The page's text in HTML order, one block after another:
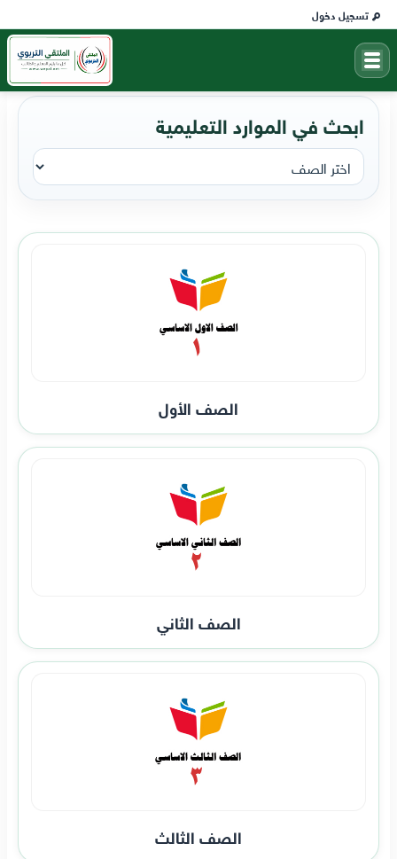
تسجيل دخول
ابحث في الموارد التعليمية
الصف الأول
الصف الثاني
الصف الثالث